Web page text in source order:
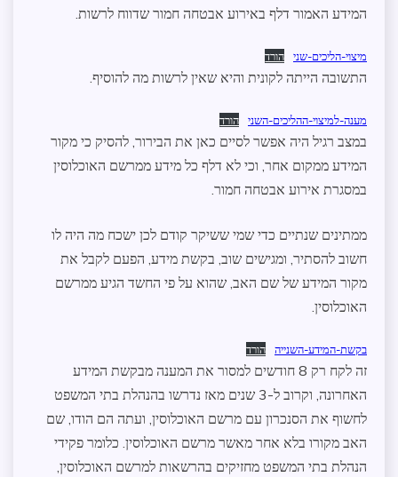
המידע האמור דלף באירוע אבטחה חמור שדווח לרשות.
מיצוי-הליכים-שני הורד
התשובה הייתה לקונית והיא שאין לרשות מה להוסיף.
מענה-למיצוי-ההליכים-השני הורד
במצב רגיל היה אפשר לסיים כאן את הבירור, להסיק כי מקור
המידע ממקום אחר, וכי לא דלף כל מידע ממרשם האוכלוסין
במסגרת אירוע אבטחה חמור.
ממתינים שנתיים כדי שמי ששיקר קודם לכן ישכח מה היה לו
חשוב להסתיר, ומגישים שוב, בקשת מידע, הפעם לקבל את
מקור המידע של שם האב, שהוא על פי החשד הגיע ממרשם
האוכלוסין.
בקשת-המידע-השנייה הורד
זה לקח רק 8 חודשים למסור את המענה מבקשת המידע
האחרונה, וקרוב ל-3 שנים מאז נדרשו בהנהלת בתי המשפט
לחשוף את הסנכרון עם מרשם האוכלוסין, ועתה הם הודו, שם
האב מקורו בלא אחר מאשר מרשם האוכלוסין. כלומר פקידי
הנהלת בתי המשפט מחזיקים בהרשאות למרשם האוכלוסין,